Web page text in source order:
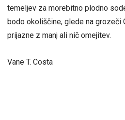
temeljev za morebitno plodno
bodo okoliščine, glede na
prijazne z manj ali nič omejitev.
Vane T. Costa